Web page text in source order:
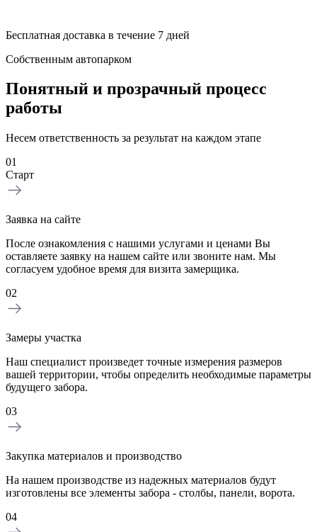
Бесплатная доставка в течение 7 дней
Собственным автопарком
Понятный и прозрачный процесс
работы
Несем ответственность за результат на каждом этапе
01
Старт
Заявка на сайте
После ознакомления с нашими услугами и ценами Вы
оставляете заявку на нашем сайте или звоните нам. Мы
согласуем удобное время для визита замерщика.
02
Замеры участка
Наш специалист произведет точные измерения размеров
вашей территории, чтобы определить необходимые параметры
будущего забора.
03
Закупка материалов и производство
На нашем производстве из надежных материалов будут
изготовлены все элементы забора - столбы, панели, ворота.
04